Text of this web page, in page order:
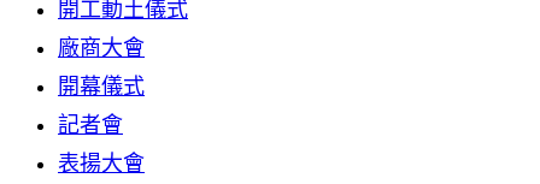
開工動土儀式
廠商大會
開幕儀式
記者會
表揚大會